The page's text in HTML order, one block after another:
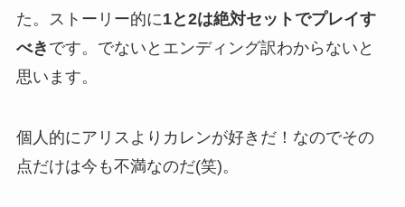
た。ストーリー的に1と2は絶対セットでプレイす
べき です。でないとエンディング訳わからないと
思います。
個人的にアリスよりカレンが好きだ！なのでその
点だけは今も不満なのだ(笑)。